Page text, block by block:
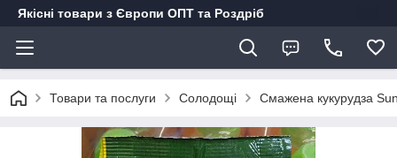
Якісні товари з Європи ОПТ та Роздріб
Товари та послуги Солодощі Смажена кукурудза